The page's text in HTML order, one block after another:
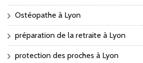
Ostéopathe à Lyon
préparation de la retraite à Lyon
protection des proches à Lyon